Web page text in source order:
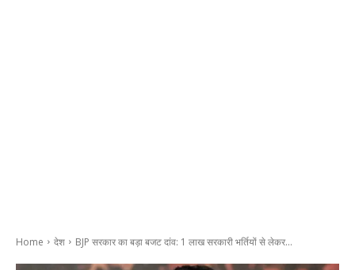
Home देश BJP सरकार का बड़ा बजट दांव: 1 लाख सरकारी भर्तियों से लेकर...